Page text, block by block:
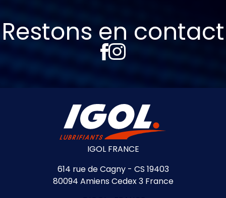
Restons en contact
IGOL FRANCE
614 rue de Cagny - CS 19403
80094 Amiens Cedex 3 France